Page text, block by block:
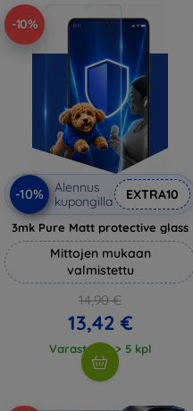
-10%
-10%
Alennus
kupongilla
EXTRA10
3mk Pure Matt protective glass
Mittojen mukaan
valmistettu
14,90 €
13,42 €
Varastossa > 5 kpl